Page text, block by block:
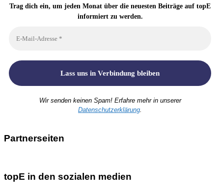
Trag dich ein, um jeden Monat über die neuesten Beiträge auf topE
informiert zu werden.
Wir senden keinen Spam! Erfahre mehr in unserer
Datenschutzerklärung
Partnerseiten
topE in den sozialen medien